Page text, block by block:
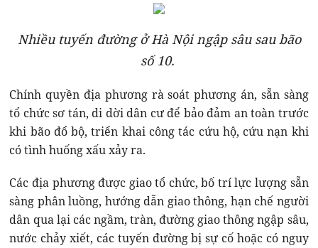
Nhiều tuyến đường ở Hà Nội ngập sâu sau bão
số 10.
Chính quyền địa phương rà soát phương án, sẵn sàng
tổ chức sơ tán, di dời dân cư để bảo đảm an toàn trước
khi bão đổ bộ, triển khai công tác cứu hộ, cứu nạn khi
có tình huống xấu xảy ra.
Các địa phương được giao tổ chức, bố trí lực lượng sẵn
sàng phân luồng, hướng dẫn giao thông, hạn chế người
dân qua lại các ngầm, tràn, đường giao thông ngập sâu,
nước chảy xiết, các tuyến đường bị sự cố hoặc có nguy